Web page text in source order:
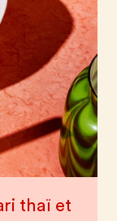
thaï et